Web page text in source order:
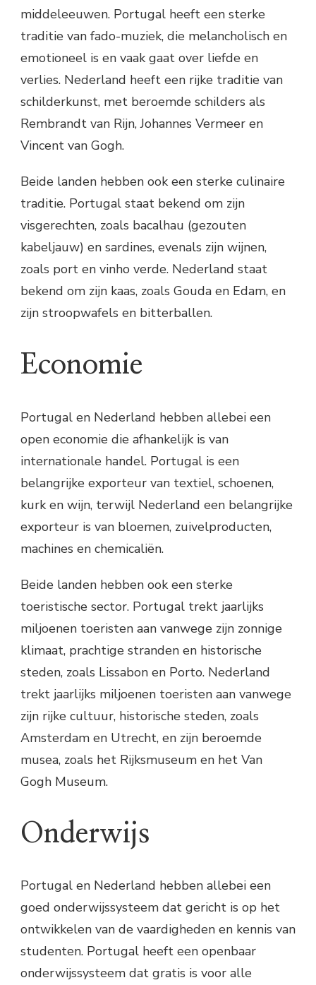
middeleeuwen. Portugal heeft een sterke
traditie van fado-muziek, die melancholisch en
emotioneel is en vaak gaat over liefde en
verlies. Nederland heeft een rijke traditie van
schilderkunst, met beroemde schilders als
Rembrandt van Rijn, Johannes Vermeer en
Vincent van Gogh.
Beide landen hebben ook een sterke culinaire
traditie. Portugal staat bekend om zijn
visgerechten, zoals bacalhau (gezouten
kabeljauw) en sardines, evenals zijn wijnen,
zoals port en vinho verde. Nederland staat
bekend om zijn kaas, zoals Gouda en Edam, en
zijn stroopwafels en bitterballen.
Economie
Portugal en Nederland hebben allebei een
open economie die afhankelijk is van
internationale handel. Portugal is een
belangrijke exporteur van textiel, schoenen,
kurk en wijn, terwijl Nederland een belangrijke
exporteur is van bloemen, zuivelproducten,
machines en chemicaliën.
Beide landen hebben ook een sterke
toeristische sector. Portugal trekt jaarlijks
miljoenen toeristen aan vanwege zijn zonnige
klimaat, prachtige stranden en historische
steden, zoals Lissabon en Porto. Nederland
trekt jaarlijks miljoenen toeristen aan vanwege
zijn rijke cultuur, historische steden, zoals
Amsterdam en Utrecht, en zijn beroemde
musea, zoals het Rijksmuseum en het Van
Gogh Museum.
Onderwijs
Portugal en Nederland hebben allebei een
goed onderwijssysteem dat gericht is op het
ontwikkelen van de vaardigheden en kennis van
studenten. Portugal heeft een openbaar
onderwijssysteem dat gratis is voor alle